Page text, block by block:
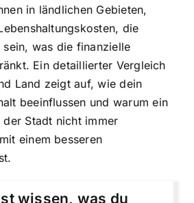
in ländlichen Gebieten,
die
sein, was die finanzielle
Ein detaillierter Vergleich
Land zeigt auf, wie dein
beeinflussen und warum ein
der Stadt nicht immer
einem besseren
wissen, was du